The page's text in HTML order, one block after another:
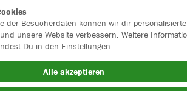
der Besucherdaten können wir dir personalisierte
unsere Website verbessern. Weitere
Du in den Einstellungen.
Alle akzeptieren